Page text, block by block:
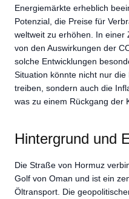
Energiemärkte erheblich
Potenzial, die Preise für
weltweit zu erhöhen. In einer
von den Auswirkungen der
solche Entwicklungen
Situation könnte nicht nur
treiben, sondern auch die
was zu einem Rückgang der
Hintergrund und
Die Straße von Hormuz
Golf von Oman und ist ein
Öltransport. Die